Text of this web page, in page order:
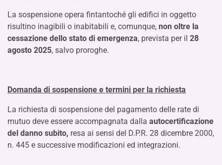
La sospensione opera fintantoché gli edifici in oggetto
risultino inagibili o inabitabili e, comunque, non oltre la
cessazione dello stato di emergenza, prevista per il 28
agosto 2025, salvo proroghe.
Domanda di sospensione e termini per la richiesta
La richiesta di sospensione del pagamento delle rate di
mutuo deve essere accompagnata dalla autocertificazione
del danno subito, resa ai sensi del D.P.R. 28 dicembre 2000,
n. 445 e successive modificazioni ed integrazioni.